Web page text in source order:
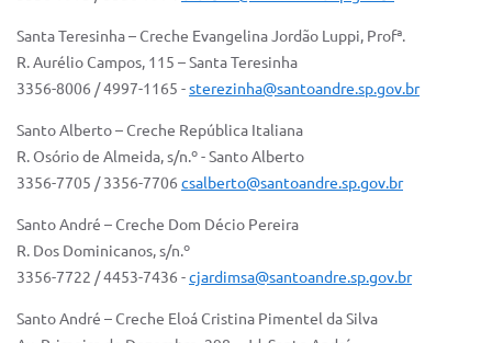
Santa Teresinha – Creche Evangelina Jordão Luppi, Profª.
R. Aurélio Campos, 115 – Santa Teresinha
3356-8006 / 4997-1165 -sterezinha@santoandre.sp.gov.br
Santo Alberto – Creche República Italiana
R. Osório de Almeida, s/n.º - Santo Alberto
3356-7705 / 3356-7706 csalberto@santoandre.sp.gov.br
Santo André – Creche Dom Décio Pereira
R. Dos Dominicanos, s/n.º
3356-7722 / 4453-7436 -cjardimsa@santoandre.sp.gov.br
Santo André – Creche Eloá Cristina Pimentel da Silva